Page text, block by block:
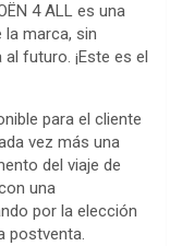
4 ALL es una
marca, sin
futuro. ¡Este es el
para el cliente
vez más una
del viaje de
una
por la elección
postventa.